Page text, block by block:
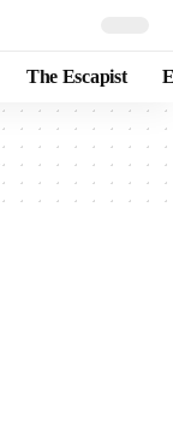
The Escapist